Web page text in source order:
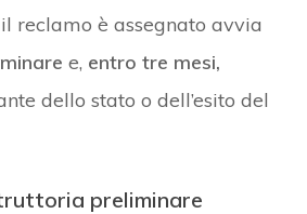
reclamo è assegnato avvia
e, entro tre mesi,
dello stato o dell’esito del
preliminare